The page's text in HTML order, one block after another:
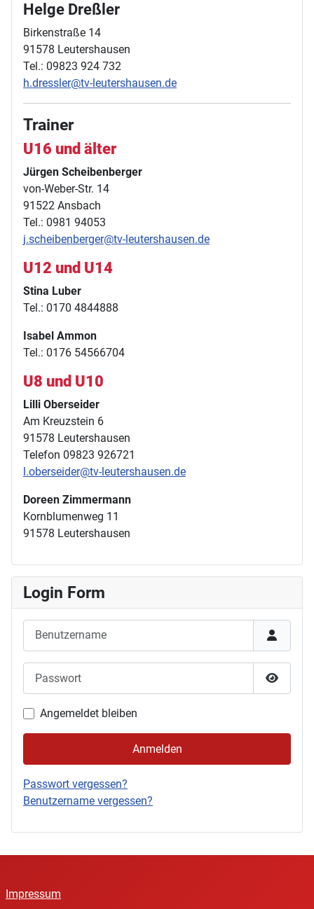
Helge Dreßler
Birkenstraße 14
91578 Leutershausen
Tel.: 09823 924 732
h.dressler@tv-leutershausen.de
Trainer
U16 und älter
Jürgen Scheibenberger
von-Weber-Str. 14
91522 Ansbach
Tel.: 0981 94053
j.scheibenberger@tv-leutershausen.de
U12 und U14
Stina Luber
Tel.: 0170 4844888
Isabel Ammon
Tel.: 0176 54566704
U8 und U10
Lilli Oberseider
Am Kreuzstein 6
91578 Leutershausen
Telefon 09823 926721
l.oberseider@tv-leutershausen.de
Doreen Zimmermann
Kornblumenweg 11
91578 Leutershausen
Login Form
Angemeldet bleiben
Anmelden
Passwort vergessen?
Benutzername vergessen?
Impressum